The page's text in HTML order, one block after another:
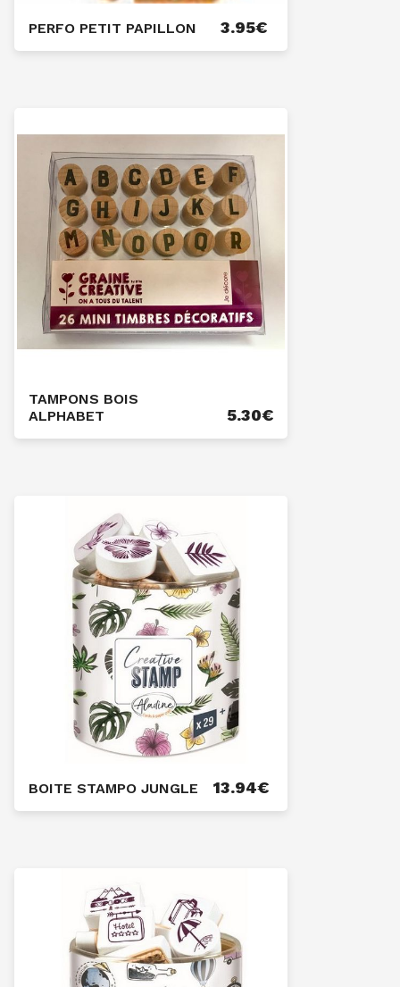
PERFO PETIT PAPILLON 3.95€
TAMPONS BOIS
ALPHABET
5.30€
BOITE STAMPO JUNGLE 13.94€